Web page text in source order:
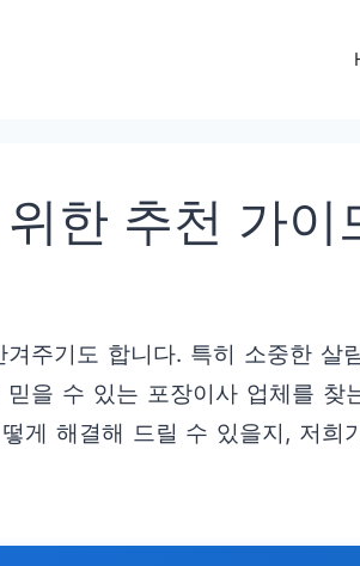
한 추천 가이
주기도 합니다. 특히 소중한 살
을 수 있는 포장이사 업체를 찾
게 해결해 드릴 수 있을지, 저희